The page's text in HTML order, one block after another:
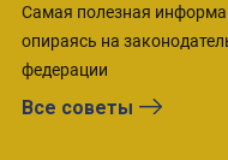
Самая полезная
опираясь на
федерации
Все советы